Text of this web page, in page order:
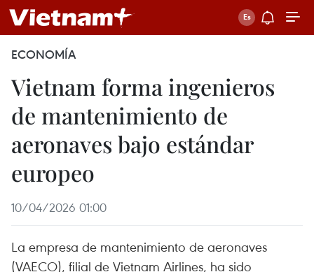
ECONOMÍA
Vietnam forma ingenieros
de mantenimiento de
aeronaves bajo estándar
europeo
10/04/2026 01:00
La empresa de mantenimiento de aeronaves
(VAECO), filial de Vietnam Airlines, ha sido